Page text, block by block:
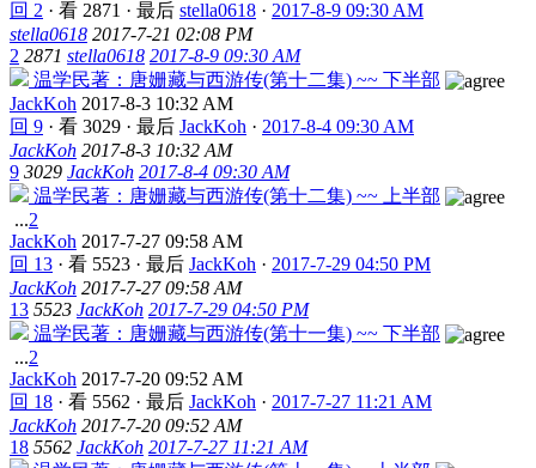
回 2 · 看 2871 · 最后 stella0618 · 2017-8-9 09:30 AM
stella0618 2017-7-21 02:08 PM
2 2871 stella0618 2017-8-9 09:30 AM
温学民著：唐姗藏与西游传(第十二集) ~~ 下半部
JackKoh 2017-8-3 10:32 AM
回 9 · 看 3029 · 最后 JackKoh · 2017-8-4 09:30 AM
JackKoh 2017-8-3 10:32 AM
9 3029 JackKoh 2017-8-4 09:30 AM
温学民著：唐姗藏与西游传(第十二集) ~~ 上半部
...2
JackKoh 2017-7-27 09:58 AM
回 13 · 看 5523 · 最后 JackKoh · 2017-7-29 04:50 PM
JackKoh 2017-7-27 09:58 AM
13 5523 JackKoh 2017-7-29 04:50 PM
温学民著：唐姗藏与西游传(第十一集) ~~ 下半部
...2
JackKoh 2017-7-20 09:52 AM
回 18 · 看 5562 · 最后 JackKoh · 2017-7-27 11:21 AM
JackKoh 2017-7-20 09:52 AM
18 5562 JackKoh 2017-7-27 11:21 AM